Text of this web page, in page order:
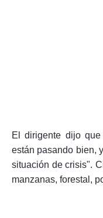
El dirigente dijo
están pasando bien,
situación de crisis".
manzanas, forestal,